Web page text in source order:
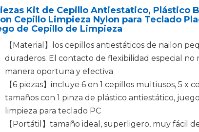
Kit de Cepillo Antiestatico, Plástico
Cepillo Limpieza Nylon para Teclado
de Cepillo de Limpieza
【Material】los cepillos antiestáticos de nailon
duraderos. El contacto de flexibilidad especial
manera oportuna y efectiva
【6 piezas】incluye 6 en 1 cepillos multiusos, 5
tamaños con 1 pinza de plástico antiestático,
limpieza para teclado PC
【Portátil】tamaño ideal, superligero, muy fácil